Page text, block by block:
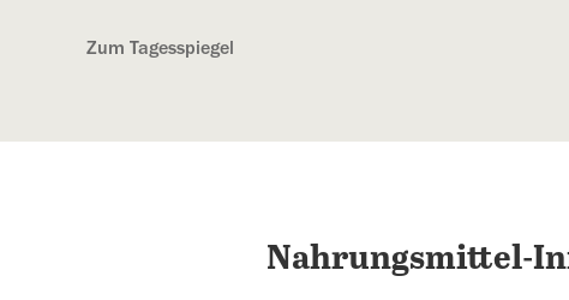
Zum Tagesspiegel
Nahrungsmittel-